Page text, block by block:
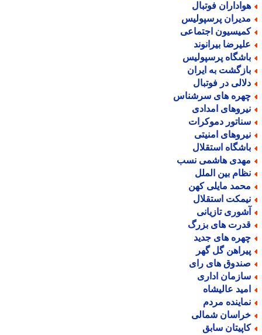
فوتبال
پرسپولیس
اجتماعی
بیرانوند
پرسپولیس
به ایران
در فوتبال
های سرشناس
امدادی
دموکرات
امنیتی
استقلال
هاشمی نسب
بین الملل
مایلی کهن
استقلال
تازیانی
های بزرگ
های جدید
گل گهر
های رای
اداری
عالیشاه
مردم
شمالی
سابق